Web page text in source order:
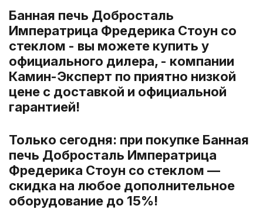
Банная печь Добросталь
Императрица Фредерика Стоун со
стеклом - вы можете купить у
официального дилера, - компании
Камин-Эксперт по приятно низкой
цене с доставкой и официальной
гарантией!
Только сегодня: при покупке Банная
печь Добросталь Императрица
Фредерика Стоун со стеклом —
скидка на любое дополнительное
оборудование до 15%!